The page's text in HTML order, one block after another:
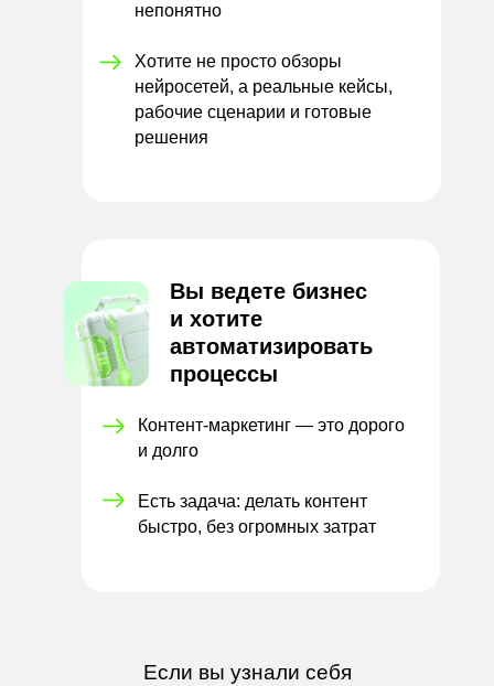
Вы ведете бизнес
и хотите
автоматизировать
процессы
Если вы узнали себя
непонятно
Хотите не просто обзоры
нейросетей, а реальные кейсы,
рабочие сценарии и готовые
решения
Контент-маркетинг — это дорого
и долго
Есть задача: делать контент
быстро, без огромных затрат